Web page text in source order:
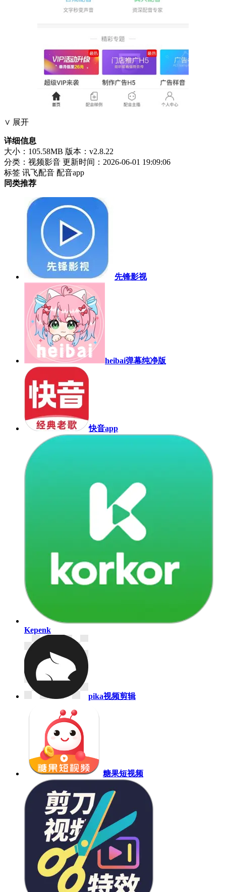
∨ 展开
详细信息
大小：105.58MB 版本：v2.8.22
分类：视频影音 更新时间：2026-06-01 19:09:06
标签 讯飞配音 配音app
同类推荐
先锋影视
heibai弹幕纯净版
快音app
Kepenk
pika视频剪辑
糖果短视频